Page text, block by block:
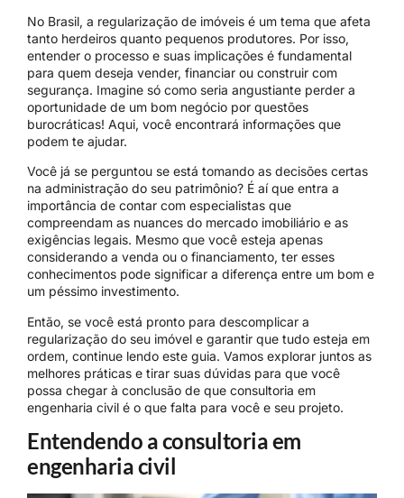
No Brasil, a regularização de imóveis é um tema que afeta
tanto herdeiros quanto pequenos produtores. Por isso,
entender o processo e suas implicações é fundamental
para quem deseja vender, financiar ou construir com
segurança. Imagine só como seria angustiante perder a
oportunidade de um bom negócio por questões
burocráticas! Aqui, você encontrará informações que
podem te ajudar.
Você já se perguntou se está tomando as decisões certas
na administração do seu patrimônio? É aí que entra a
importância de contar com especialistas que
compreendam as nuances do mercado imobiliário e as
exigências legais. Mesmo que você esteja apenas
considerando a venda ou o financiamento, ter esses
conhecimentos pode significar a diferença entre um bom e
um péssimo investimento.
Então, se você está pronto para descomplicar a
regularização do seu imóvel e garantir que tudo esteja em
ordem, continue lendo este guia. Vamos explorar juntos as
melhores práticas e tirar suas dúvidas para que você
possa chegar à conclusão de que consultoria em
engenharia civil é o que falta para você e seu projeto.
Entendendo a consultoria em
engenharia civil